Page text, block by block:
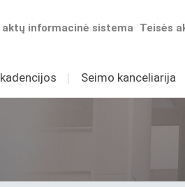
Teisės
aktų informacinė sistema
I Seimo kanceliarija